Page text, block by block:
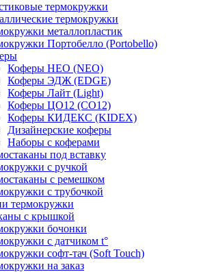
термокружки
термокружки
металлопластик
Портобелло (Portobello)
Коферы НЕО (NEO)
Коферы ЭДЖ (EDGE)
Коферы Лайт (Light)
Коферы ЦО12 (CO12)
Коферы КИДЕКС (KIDEX)
Дизайнерские коферы
Наборы с коферами
под вставку
с ручкой
с ремешком
с трубочкой
термокружки
с крышкой
бочонки
с датчиком t°
софт-тач (Soft Touch)
на заказ